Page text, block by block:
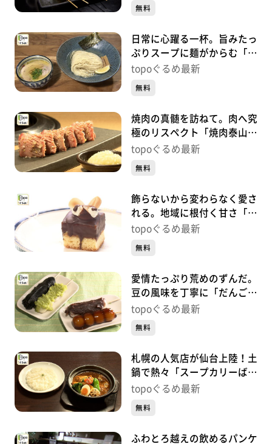
無料
日常に心躍る一杯。旨みたっ
ぷりスープに麺がからむ「自
家製麺 風夏」（宮城野区岩
topoぐるめ最新
無料
焼肉の真髄を訪ねて。肉へ究
極のリスペクト「焼肉泰山
定禅寺通り店」（青葉区国分
topoぐるめ最新
無料
飾らないから変わらなく愛さ
れる。地域に根付く甘さ「ガ
トーオバラ」（若林区連坊小
topoぐるめ最新
無料
愛情たっぷり荒めのずんだ。
豆の風味を丁寧に「だんご茶
屋あらまち」（若林区東九番
topoぐるめ最新
無料
札幌の人気店が仙台上陸！土
鍋で熱々「スープカリーばぐ
ばぐ仙台店」（太白区長町
topoぐるめ最新
無料
ふわとろ越えの飲めるパンケ